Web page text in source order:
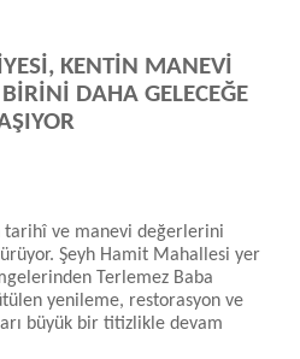
KENTİN MANEVİ
DAHA GELECEĞE
tarihî ve manevi değerlerini
Şeyh Hamit Mahallesi yer
Terlemez Baba
yenileme, restorasyon ve
büyük bir titizlikle devam